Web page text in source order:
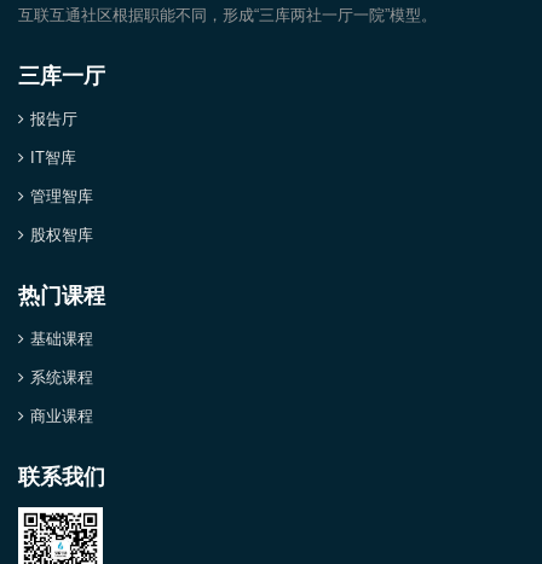
互联互通社区根据职能不同，形成“三库两社一厅一院”模型。
三库一厅
报告厅
IT智库
管理智库
股权智库
热门课程
基础课程
系统课程
商业课程
联系我们